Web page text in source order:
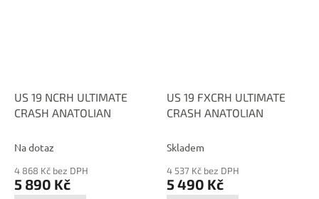
US 19 NCRH ULTIMATE
CRASH ANATOLIAN
Na dotaz
4 868 Kč bez DPH
5 890 Kč
US 19 FXCRH ULTIMATE
CRASH ANATOLIAN
Skladem
4 537 Kč bez DPH
5 490 Kč